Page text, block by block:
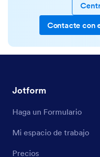
Contacte con
Jotform
Haga un Formulario
Mi espacio de trabajo
Precios